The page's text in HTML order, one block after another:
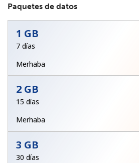
No se
Mínimo 8 caracteres
Una letra mayúscula y una minúscula
Un caracter especial
Mantente en contacto para recibir
ofertas.
Paquetes de datos
1 GB
7 días
Merhaba
2 GB
15 días
Merhaba
3 GB
30 días